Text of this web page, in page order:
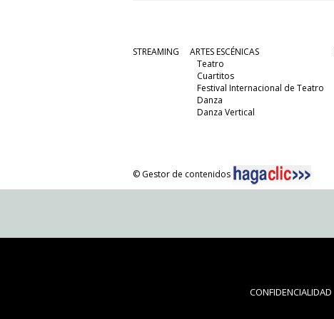
STREAMING
ARTES ESCÉNICAS
Teatro
Cuartitos
Festival Internacional de Teatro
Danza
Danza Vertical
© Gestor de contenidos
CONFIDENCIALIDAD